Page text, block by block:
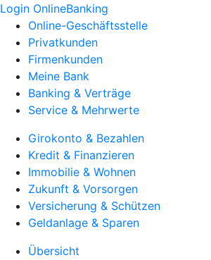
Login OnlineBanking
Online-Geschäftsstelle
Privatkunden
Firmenkunden
Meine Bank
Banking & Verträge
Service & Mehrwerte
Girokonto & Bezahlen
Kredit & Finanzieren
Immobilie & Wohnen
Zukunft & Vorsorgen
Versicherung & Schützen
Geldanlage & Sparen
Übersicht